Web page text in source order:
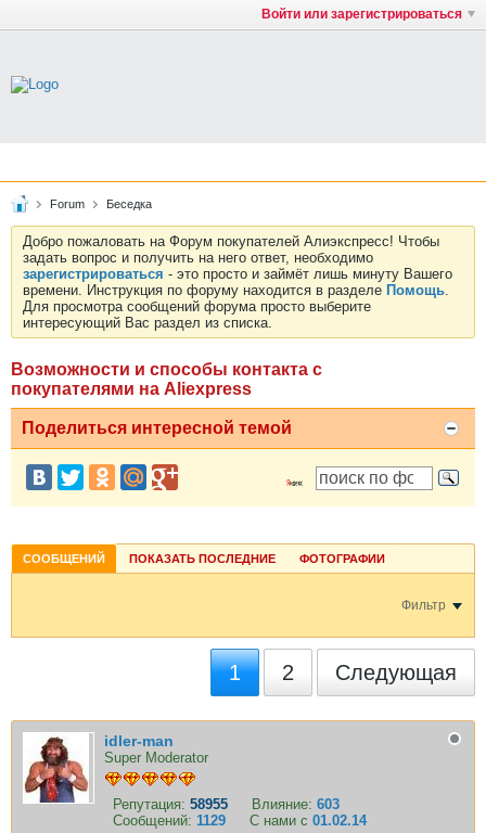
Войти или зарегистрироваться
Forum Беседка
Добро пожаловать на Форум покупателей Алиэкспресс! Чтобы
задать вопрос и получить на него ответ, необходимо
зарегистрироваться - это просто и займёт лишь минуту Вашего
времени. Инструкция по форуму находится в разделе Помощь.
Для просмотра сообщений форума просто выберите
интересующий Вас раздел из списка.
Возможности и способы контакта с
покупателями на Aliexpress
Поделиться интересной темой
СООБЩЕНИЙ ПОКАЗАТЬ ПОСЛЕДНИЕ ФОТОГРАФИИ
Фильтр
1 2 Следующая
idler-man
Super Moderator
Репутация: 58955 Влияние: 603
Сообщений: 1129 С нами с 01.02.14